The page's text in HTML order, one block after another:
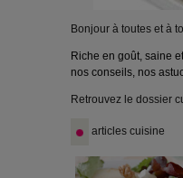
Bonjour à toutes et à
Riche en goût, saine
nos conseils, nos
Retrouvez le dossier
articles cuisine